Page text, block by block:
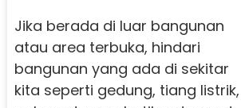
Jika berada di luar bangunan
atau area terbuka, hindari
bangunan yang ada di sekitar
kita seperti gedung, tiang listrik,